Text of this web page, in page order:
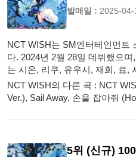
발매일 : 2025-04-
NCT WISH는 SM엔터테인먼트
다. 2024년 2월 28일 데뷔했으
는 시온, 리쿠, 유우시, 재희, 료,
NCT WISH의 다른 곡 : NCT
Ver.), Sail Away, 손을 잡아줘
5위 (신규)